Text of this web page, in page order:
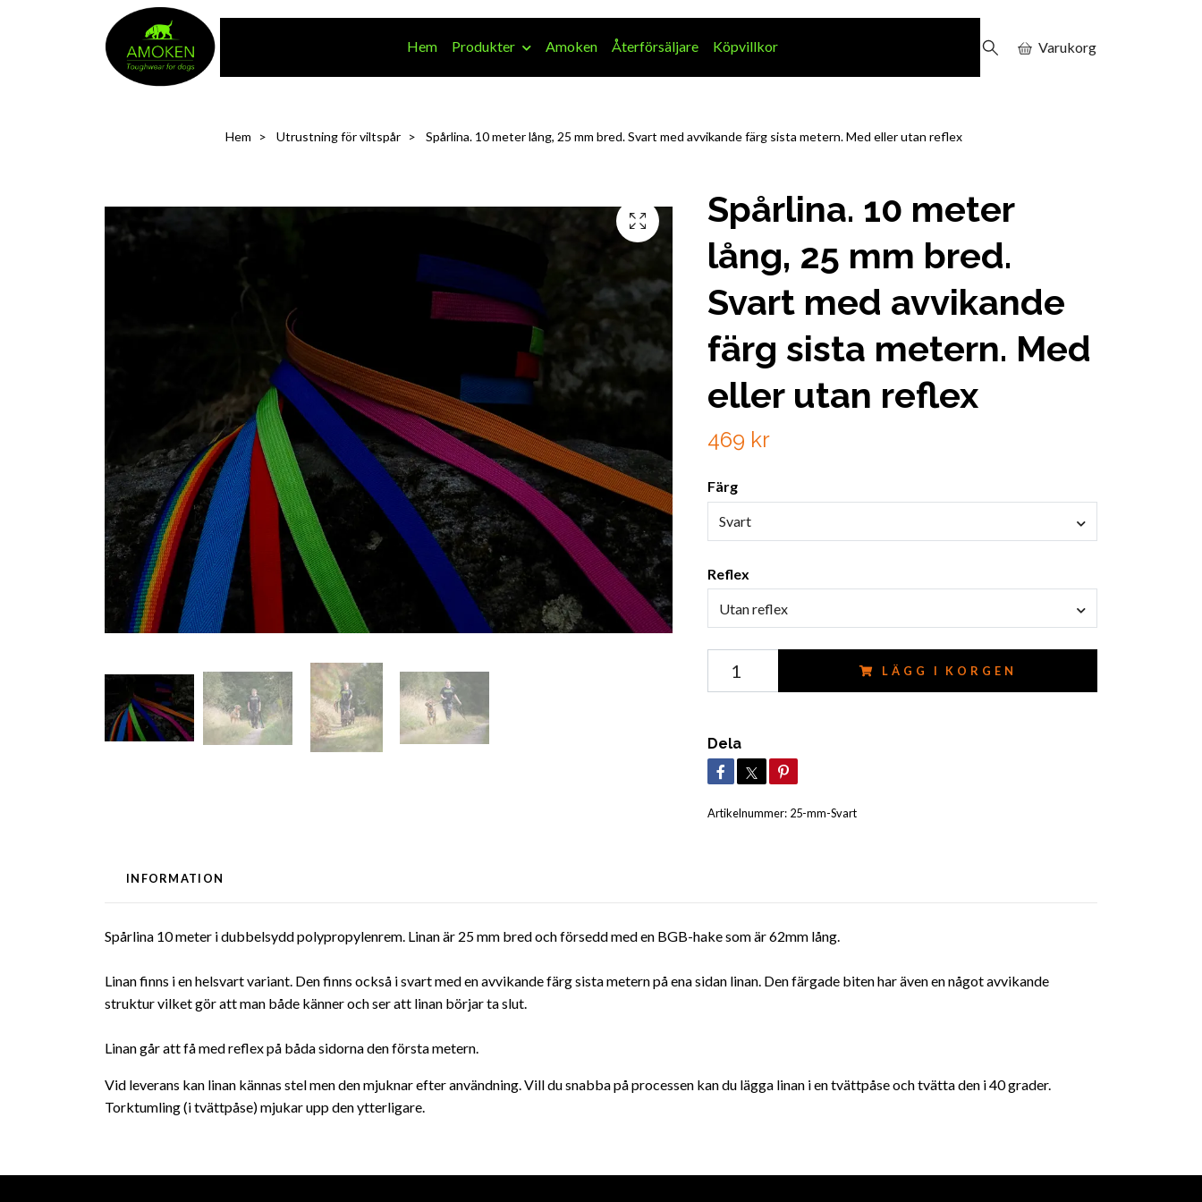
Hem Produkter Amoken Återförsäljare Köpvillkor Varukorg
Hem Utrustning för viltspår Spårlina. 10 meter lång, 25 mm bred. Svart med avvikande färg sista metern. Med eller utan reflex
Spårlina. 10 meter
lång, 25 mm bred.
Svart med avvikande
färg sista metern. Med
eller utan reflex
469 kr
Färg
Svart
Reflex
Utan reflex
LÄGG I KORGEN
Dela
Artikelnummer: 25-mm-Svart
INFORMATION
Spårlina 10 meter i dubbelsydd polypropylenrem. Linan är 25 mm bred och försedd med en BGB-hake som är 62mm lång.
Linan finns i en helsvart variant. Den finns också i svart med en avvikande färg sista metern på ena sidan linan. Den färgade biten har även en något avvikande
struktur vilket gör att man både känner och ser att linan börjar ta slut.
Linan går att få med reflex på båda sidorna den första metern.
Vid leverans kan linan kännas stel men den mjuknar efter användning. Vill du snabba på processen kan du lägga linan i en tvättpåse och tvätta den i 40 grader.
Torktumling (i tvättpåse) mjukar upp den ytterligare.